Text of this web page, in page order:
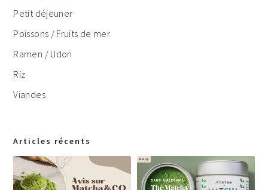
Petit déjeuner
Poissons / Fruits de mer
Ramen / Udon
Riz
Viandes
Articles récents